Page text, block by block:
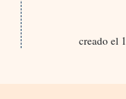
creado el